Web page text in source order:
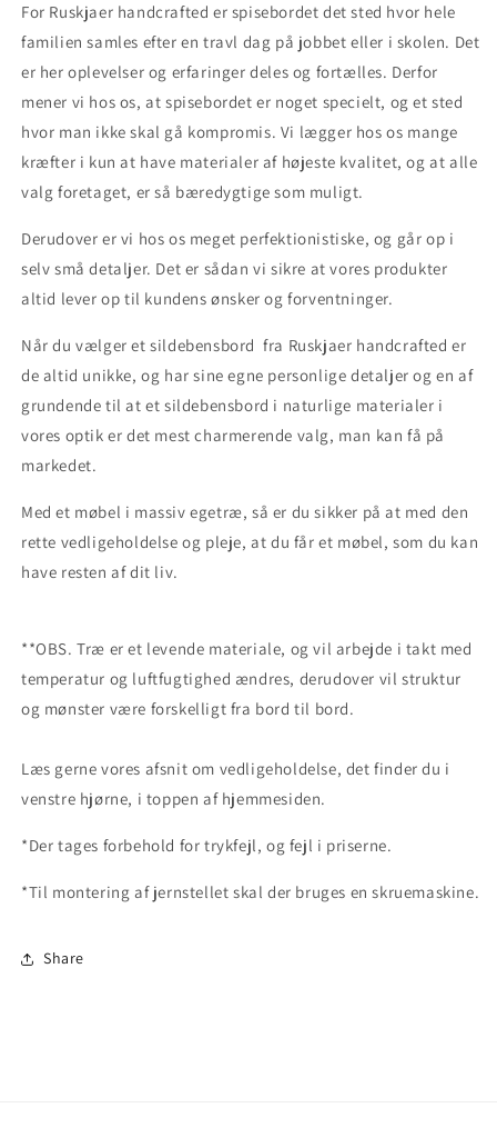
For Ruskjaer handcrafted er spisebordet det sted hvor hele
familien samles efter en travl dag på jobbet eller i skolen. Det
er her oplevelser og erfaringer deles og fortælles. Derfor
mener vi hos os, at spisebordet er noget specielt, og et sted
hvor man ikke skal gå kompromis. Vi lægger hos os mange
kræfter i kun at have materialer af højeste kvalitet, og at alle
valg foretaget, er så bæredygtige som muligt.
Derudover er vi hos os meget perfektionistiske, og går op i
selv små detaljer. Det er sådan vi sikre at vores produkter
altid lever op til kundens ønsker og forventninger.
Når du vælger et sildebensbord fra Ruskjaer handcrafted er
de altid unikke, og har sine egne personlige detaljer og en af
grundende til at et sildebensbord i naturlige materialer i
vores optik er det mest charmerende valg, man kan få på
markedet.
Med et møbel i massiv egetræ, så er du sikker på at med den
rette vedligeholdelse og pleje, at du får et møbel, som du kan
have resten af dit liv.
**OBS. Træ er et levende materiale, og vil arbejde i takt med
temperatur og luftfugtighed ændres, derudover vil struktur
og mønster være forskelligt fra bord til bord.
Læs gerne vores afsnit om vedligeholdelse, det finder du i
venstre hjørne, i toppen af hjemmesiden.
*Der tages forbehold for trykfejl, og fejl i priserne.
*Til montering af jernstellet skal der bruges en skruemaskine.
Share